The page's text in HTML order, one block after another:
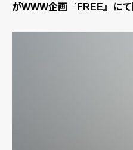
がWWW企画『FREE』に